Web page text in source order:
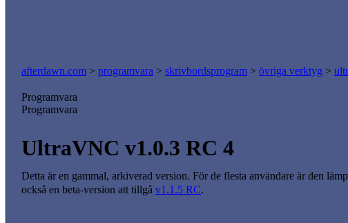
afterdawn.com > programvara > skrivbordsprogram > övriga verktyg >
Programvara
Programvara
UltraVNC v1.0.3 RC 4
Detta är en gammal, arkiverad version. För de flesta användare är den
också en beta-version att tillgå v1.1.5 RC.